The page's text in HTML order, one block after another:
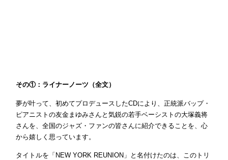
その①：ライナーノーツ（全文）
夢が叶って、初めてプロデュースしたCDにより、正統派バップ・
ピアニストの友金まゆみさんと気鋭の若手ベーシストの大塚義将
さんを、全国のジャズ・ファンの皆さんに紹介できることを、心
から嬉しく思っています。
タイトルを「NEW YORK REUNION」と名付けたのは、このトリ